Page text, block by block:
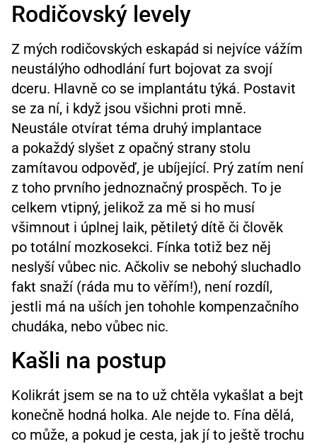
Rodičovský levely
Z mých rodičovských eskapád si nejvíce vážím
neustálýho odhodlání furt bojovat za svojí
dceru. Hlavně co se implantátu týká. Postavit
se za ní, i když jsou všichni proti mně.
Neustále otvírat téma druhý implantace
a pokaždý slyšet z opačný strany stolu
zamítavou odpověď, je ubíjející. Prý zatím není
z toho prvního jednoznačný prospěch. To je
celkem vtipný, jelikož za mě si ho musí
všimnout i úplnej laik, pětiletý dítě či člověk
po totální mozkosekci. Fínka totiž bez něj
neslyší vůbec nic. Ačkoliv se nebohý sluchadlo
fakt snaží (ráda mu to věřím!), není rozdíl,
jestli má na uších jen tohohle kompenzačního
chudáka, nebo vůbec nic.
Kašli na postup
Kolikrát jsem se na to už chtěla vykašlat a bejt
konečně hodná holka. Ale nejde to. Fína dělá,
co může, a pokud je cesta, jak jí to ještě trochu